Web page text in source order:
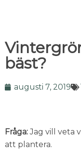
bäst?
augusti 7, 2019
Fråga:Jag vill veta
att plantera.